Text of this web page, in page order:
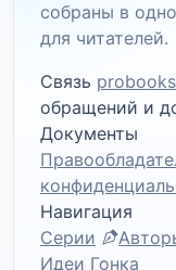
собраны в
для читателей.
Связь
обращений и
Документы
Навигация
Серии
Идеи Гонка